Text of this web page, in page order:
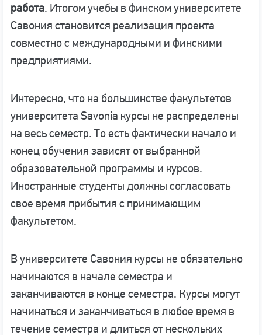
работа. Итогом учебы в финском университете
Савония становится реализация проекта
совместно с международными и финскими
предприятиями.
Интересно, что на большинстве факультетов
университета Savonia курсы не распределены
на весь семестр. То есть фактически начало и
конец обучения зависят от выбранной
образовательной программы и курсов.
Иностранные студенты должны согласовать
свое время прибытия с принимающим
факультетом.
В университете Савония курсы не обязательно
начинаются в начале семестра и
заканчиваются в конце семестра. Курсы могут
начинаться и заканчиваться в любое время в
течение семестра и длиться от нескольких